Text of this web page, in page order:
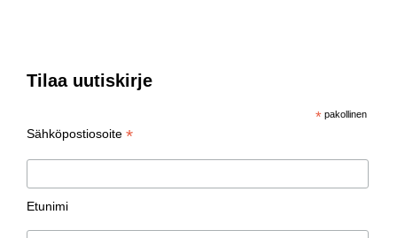
Tilaa uutiskirje
* pakollinen
Sähköpostiosoite*
Etunimi